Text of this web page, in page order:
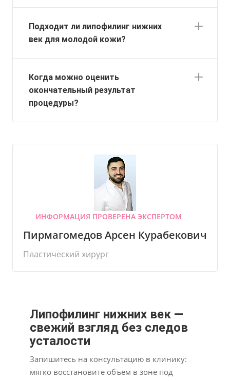
Подходит ли липофилинг нижних
век для молодой кожи?
Когда можно оценить
окончательный результат
процедуры?
ИНФОРМАЦИЯ ПРОВЕРЕНА ЭКСПЕРТОМ
Пирмагомедов Арсен Курабекович
Пластический хирург
Липофилинг нижних век —
свежий взгляд без следов
усталости
Запишитесь на консультацию в клинику:
мягко восстановите объем в зоне под